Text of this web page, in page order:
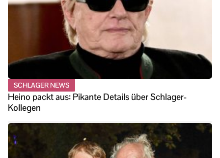
SCHLAGER NEWS
Heino packt aus: Pikante Details über Schlager-
Kollegen